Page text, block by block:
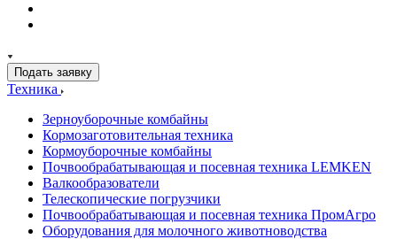
Подать заявку
Техника
Зерноуборочные комбайны
Кормозаготовительная техника
Кормоуборочные комбайны
Почвообрабатывающая и посевная техника LEMKEN
Валкообразователи
Телескопические погрузчики
Почвообрабатывающая и посевная техника ПромАгро
Оборудования для молочного животноводства